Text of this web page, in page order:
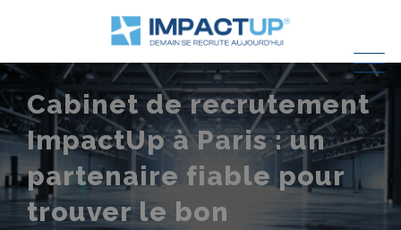
Cabinet de recrutement
ImpactUp à Paris : un
partenaire fiable pour
trouver le bon